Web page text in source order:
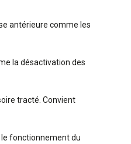
antérieure comme les
la désactivation des
tracté. Convient
fonctionnement du